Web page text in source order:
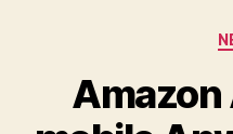
Amazon